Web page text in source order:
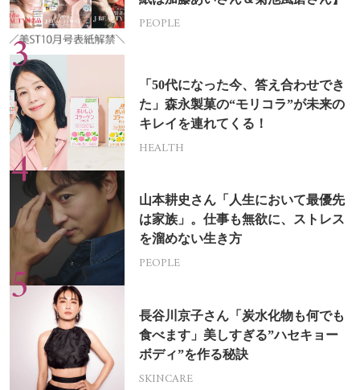
PEOPLE
「50代になった今、答え合わせでき
た」森永製菓の“モリコラ”が未来の
キレイを連れてくる！
HEALTH
山本耕史さん「人生において最優先
は家族」。仕事も無欲に、ストレス
を溜めない生き方
PEOPLE
長谷川京子さん「炭水化物も何でも
食べます」美しすぎる”ハセキョー
ボディ”を作る秘訣
SKINCARE